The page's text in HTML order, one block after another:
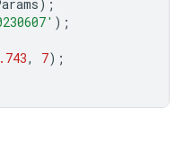
);
);
, 7);